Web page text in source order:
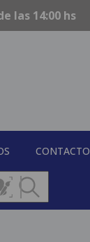
las 14:00 hs
CONTACTO